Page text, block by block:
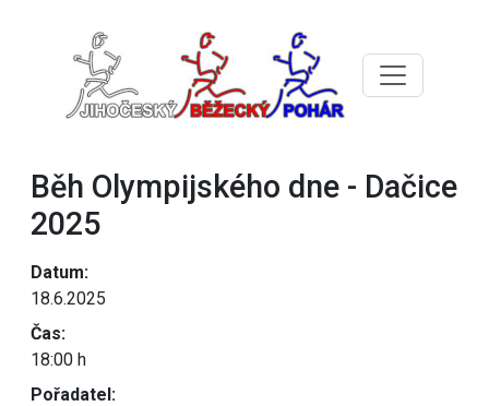
Běh Olympijského dne - Dačice
2025
Datum:
18.6.2025
Čas:
18:00 h
Pořadatel: